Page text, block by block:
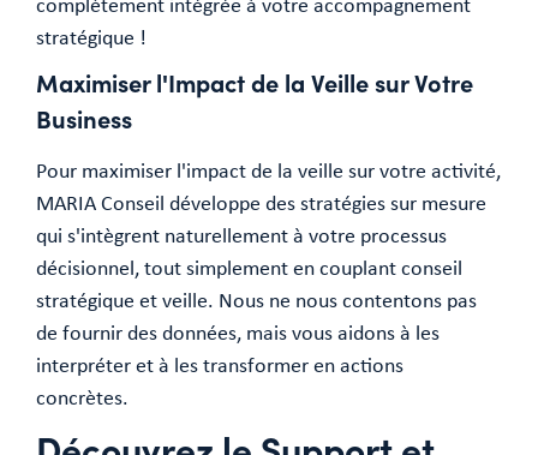
stratégique !
Maximiser l'Impact de la Veille sur Votre
Business
Pour maximiser l'impact de la veille sur votre activité,
MARIA Conseil développe des stratégies sur mesure
qui s'intègrent naturellement à votre processus
décisionnel, tout simplement en couplant conseil
stratégique et veille. Nous ne nous contentons pas
de fournir des données, mais vous aidons à les
interpréter et à les transformer en actions
concrètes.